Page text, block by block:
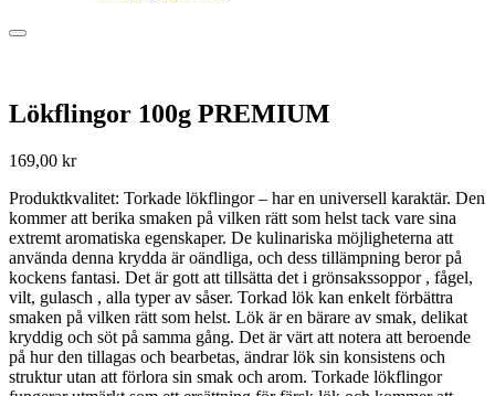
Lökflingor 100g PREMIUM
169,00 kr
Produktkvalitet: Torkade lökflingor – har en universell karaktär. Den
kommer att berika smaken på vilken rätt som helst tack vare sina
extremt aromatiska egenskaper. De kulinariska möjligheterna att
använda denna krydda är oändliga, och dess tillämpning beror på
kockens fantasi. Det är gott att tillsätta det i grönsakssoppor , fågel,
vilt, gulasch , alla typer av såser. Torkad lök kan enkelt förbättra
smaken på vilken rätt som helst. Lök är en bärare av smak, delikat
kryddig och söt på samma gång. Det är värt att notera att beroende
på hur den tillagas och bearbetas, ändrar lök sin konsistens och
struktur utan att förlora sin smak och arom. Torkade lökflingor